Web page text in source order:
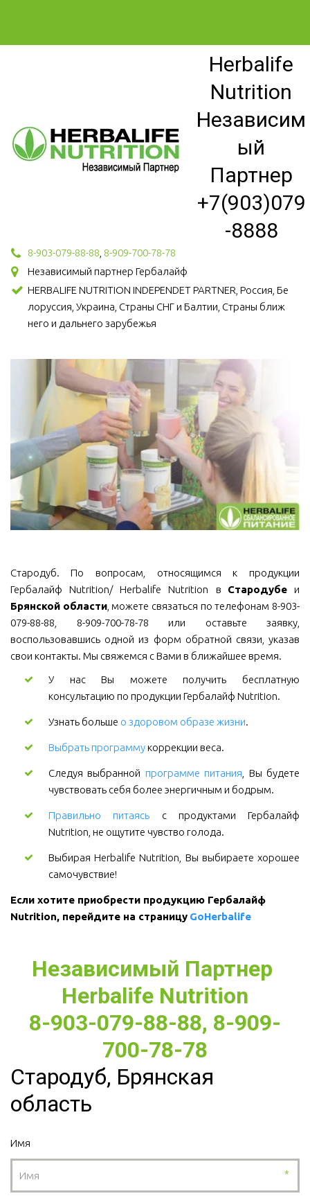
Herbalife
Nutrition
Независим
ый
Партнер
+7(903)079
-8888
8-903-079-88-88 8-909-700-78-78
Независимый партнер Гербалайф
HERBALIFE NUTRITION INDEPENDET PARTNER, Россия, Бе
лоруссия, Украина, Страны СНГ и Балтии, Страны ближ
него и дальнего зарубежья
Стародуб. По вопросам, относящимся к продукции
Гербалайф Nutrition/ Herbalife Nutrition в Стародубеи
Брянской области, можете связаться по телефонам 8-903-
079-88-88, 8-909-700-78-78 или оставьте заявку,
воспользовавшись одной из форм обратной связи, указав
свои контакты. Мы свяжемся с Вами в ближайшее время.
У нас Вы можете получить бесплатную
консультацию по продукции Гербалайф Nutrition.
Узнать больше о здоровом образе жизни.
Выбрать программукоррекции веса.
Следуя выбранной программе питания , Вы будете
чувствовать себя более энергичным и бодрым.
Правильно питаясь с продуктами Гербалайф
Nutrition, не ощутите чувство голода.
Выбирая Herbalife Nutrition, Вы выбираете хорошее
самочувствие!
Если хотите приобрести продукцию Гербалайф
Nutrition, перейдите на страницу GoHerbalife
Независимый Партнер
Herbalife Nutrition
8-903-079-88-88, 8-909-
700-78-78
Стародуб, Брянская
область
Имя
*